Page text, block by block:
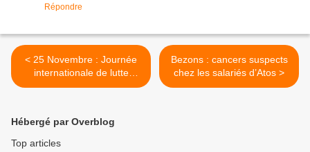
Répondre
< 25 Novembre : Journée
internationale de lutte
contre les violences faites
Bezons : cancers suspects
chez les salariés d’Atos >
Hébergé par Overblog
Top articles